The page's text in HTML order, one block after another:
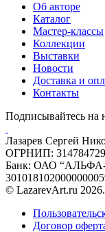
Об авторе
Каталог
Мастер-классы
Коллекции
Выставки
Новости
Доставка и
Контакты
Подписывайтесь на
Лазарев Сергей
ОГРНИП:
Банк: ОАО
© LazarevArt.ru
Договор